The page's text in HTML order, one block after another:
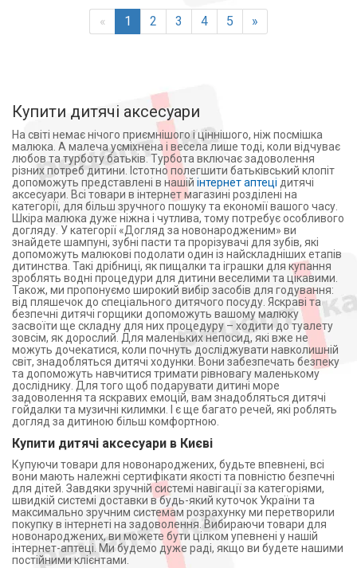
« 1 2 3 4 5 »
Купити дитячі аксесуари
На світі немає нічого приємнішого і ціннішого, ніж посмішка
малюка. А малеча усміхнена і весела лише тоді, коли відчуває
любов та турботу батьків. Турбота включає задоволення
різних потреб дитини. Істотно полегшити батьківський клопіт
допоможуть представлені в нашій інтернет аптеці дитячі
аксесуари. Всі товари в інтернет магазині розділені на
категорії, для більш зручного пошуку та економії вашого часу.
Шкіра малюка дуже ніжна і чутлива, тому потребує особливого
догляду. У категорії «Догляд за новонародженим» ви
знайдете шампуні, зубні пасти та прорізувачі для зубів, які
допоможуть малюкові подолати один із найскладніших етапів
дитинства. Такі дрібниці, як пищалки та іграшки для купання
зроблять водні процедури для дитини веселими та цікавими.
Також, ми пропонуємо широкий вибір засобів для годування:
від пляшечок до спеціального дитячого посуду. Яскраві та
безпечні дитячі горщики допоможуть вашому малюку
засвоїти ще складну для них процедуру – ходити до туалету
зовсім, як дорослий. Для маленьких непосид, які вже не
можуть дочекатися, коли почнуть досліджувати навколишній
світ, знадобляться дитячі ходунки. Вони забезпечать безпеку
та допоможуть навчитися тримати рівновагу маленькому
досліднику. Для того щоб подарувати дитині море
задоволення та яскравих емоцій, вам знадобляться дитячі
гойдалки та музичні килимки. І є ще багато речей, які роблять
догляд за дитиною більш комфортною.
Купити дитячі аксесуари в Києві
Купуючи товари для новонароджених, будьте впевнені, всі
вони мають належні сертифікати якості та повністю безпечні
для дітей. Завдяки зручній системі навігації за категоріями,
швидкій системі доставки в будь-який куточок України та
максимально зручним системам розрахунку ми перетворили
покупку в інтернеті на задоволення. Вибираючи товари для
новонароджених, ви можете бути цілком упевнені у нашій
інтернет-аптеці. Ми будемо дуже раді, якщо ви будете нашими
постійними клієнтами.